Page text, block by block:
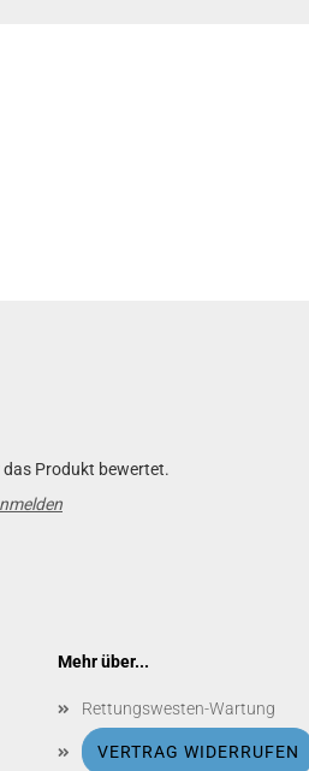
das Produkt bewertet.
Mehr über...
Rettungswesten-Wartung
VERTRAG WIDERRUFEN